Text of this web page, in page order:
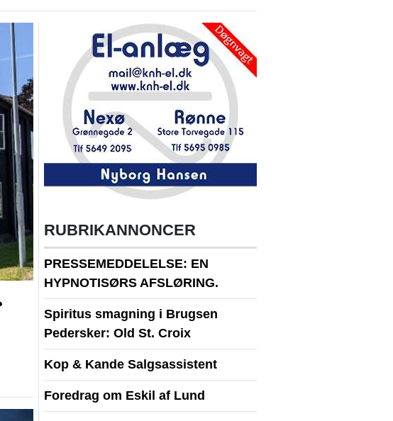
RUBRIKANNONCER
PRESSEMEDDELELSE: EN
HYPNOTISØRS AFSLØRING.
Spiritus smagning i Brugsen
Pedersker: Old St. Croix
Kop & Kande Salgsassistent
Foredrag om Eskil af Lund